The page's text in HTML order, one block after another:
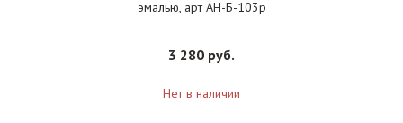
эмалью, арт АН-Б-103р
3 280 руб.
Нет в наличии